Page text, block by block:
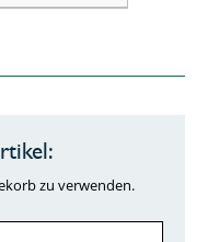
zu verwenden.